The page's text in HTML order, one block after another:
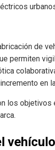
de
permiten
en
los